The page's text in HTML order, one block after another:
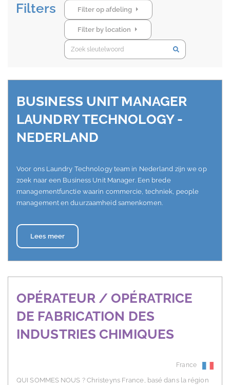
Filters Filter op afdeling
Filter by location
Keyword search
BUSINESS UNIT MANAGER
LAUNDRY TECHNOLOGY -
NEDERLAND
Voor ons Laundry Technology team in Nederland zijn we op
zoek naar een Business Unit Manager. Een brede
managementfunctie waarin commercie, techniek, people
management en duurzaamheid samenkomen.
Lees meer
OPÉRATEUR / OPÉRATRICE
DE FABRICATION DES
INDUSTRIES CHIMIQUES
France
QUI SOMMES NOUS ? Christeyns France, basé dans la région